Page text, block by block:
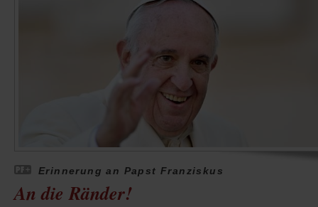
Erinnerung an Papst Franziskus
An die Ränder!